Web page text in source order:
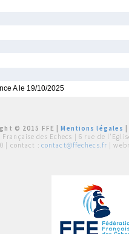
A le 19/10/2025
© 2015 FFE |Mentions légales
des Echecs | 6 rue de
| contact : contact@ffechecs.fr |